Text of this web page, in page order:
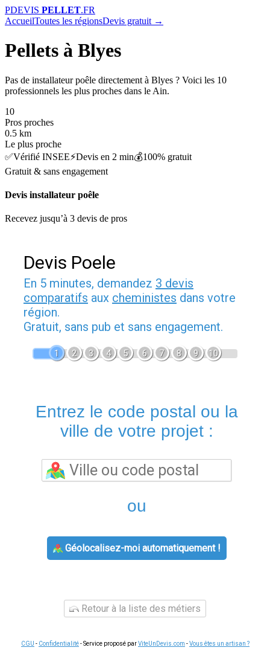
PDEVIS PELLET.FR
AccueilToutes les régionsDevis gratuit →
Pellets à Blyes
Pas de installateur poêle directement à Blyes ? Voici les 10
professionnels les plus proches dans le Ain.
10
Pros proches
0.5 km
Le plus proche
✅Vérifié INSEE⚡Devis en 2 min💰100% gratuit
Gratuit & sans engagement
Devis installateur poêle
Recevez jusqu’à 3 devis de pros
Devis Poele
En 5 minutes, demandez 3 devis
comparatifs aux cheministes dans votre
région.
Gratuit, sans pub et sans engagement.
1 2 3 4 5 6 7 8 9 10
Entrez le code postal ou la
ville de votre projet :
ou
Géolocalisez-moi automatiquement !
Retour à la liste des métiers
CGU - Confidentialité- Service proposé parViteUnDevis.com -Vous êtes un artisan ?